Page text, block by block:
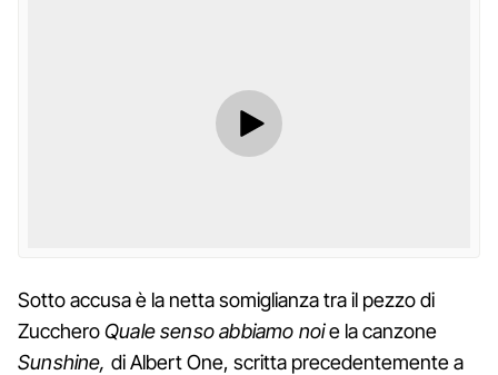
Sotto accusa è la netta somiglianza tra il pezzo di
ZuccheroQuale senso abbiamo noie la canzone
Sunshine, di Albert One, scritta precedentemente a